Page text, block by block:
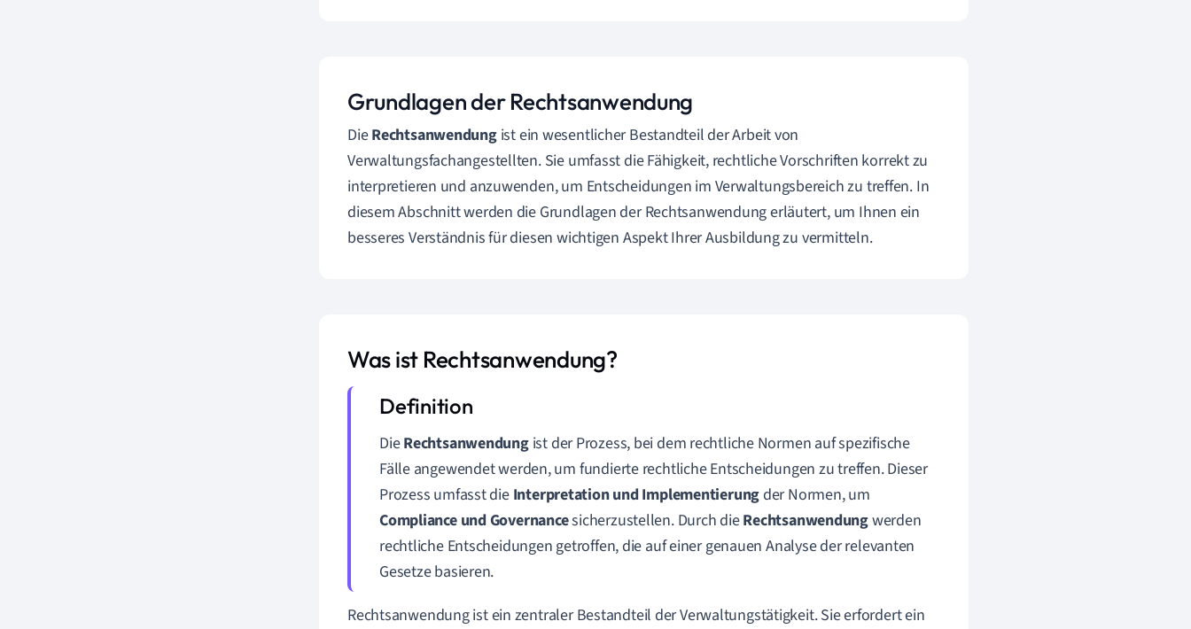
Grundlagen der Rechtsanwendung
DieRechtsanwendungist ein wesentlicher Bestandteil der Arbeit von
Verwaltungsfachangestellten. Sie umfasst die Fähigkeit, rechtliche Vorschriften korrekt zu
interpretieren und anzuwenden, um Entscheidungen im Verwaltungsbereich zu treffen. In
diesem Abschnitt werden die Grundlagen der Rechtsanwendung erläutert, um Ihnen ein
besseres Verständnis für diesen wichtigen Aspekt Ihrer Ausbildung zu vermitteln.
Was ist Rechtsanwendung?
DieRechtsanwendungist der Prozess, bei dem rechtliche Normen auf spezifische
Fälle angewendet werden, um fundierte rechtliche Entscheidungen zu treffen. Dieser
Prozess umfasst die Interpretation und Implementierungder Normen, um
Compliance und Governancesicherzustellen. Durch dieRechtsanwendungwerden
rechtliche Entscheidungen getroffen, die auf einer genauen Analyse der relevanten
Gesetze basieren.
Rechtsanwendung ist ein zentraler Bestandteil der Verwaltungstätigkeit. Sie erfordert ein